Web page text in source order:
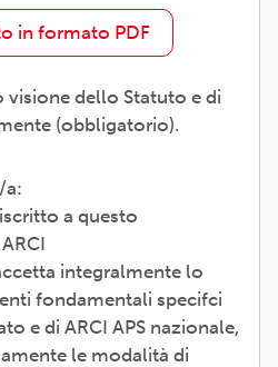
in formato PDF
visione dello Statuto e di
(obbligatorio).
a questo
integralmente lo
fondamentali specifci
e di ARCI APS nazionale,
le modalità di